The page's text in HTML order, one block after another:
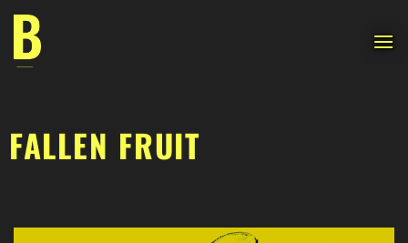
Saltar
contenido
FALLEN FRUIT